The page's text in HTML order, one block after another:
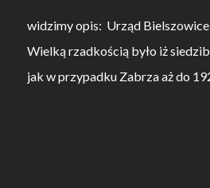
widzimy opis: Urząd
Wielką rzadkością było iż
jak w przypadku Zabrza aż do